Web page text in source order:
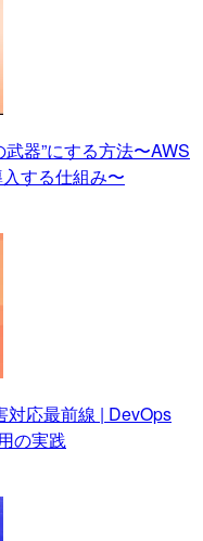
武器”にする方法〜AWS
する仕組み〜
対応最前線 | DevOps
の実践